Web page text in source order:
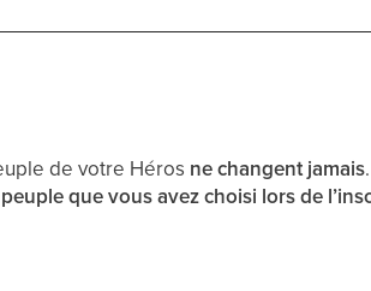
de votre Héros ne changent jamais.
peuple que vous avez choisi lors de